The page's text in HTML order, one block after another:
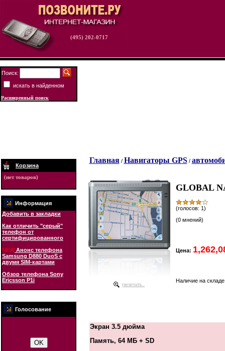
(495) 202-0717
Поиск:
искать в найденном
Расширенный поиск
Корзина
(нет товаров)
Информация
Добавить в закладки
Как отличить "серый"
телефон от
сертифицированного
NEWАнонс телефона
Samsung D880 DuoS с
двумя SIM-картами
Обзор телефона Sony
Ericsson P1i
Голосование
Главная/ Навигаторы GPS/
увеличить...
GLOBAL
(голосов: 1)
(0 мнений)
Цена:
Наличие на
Экран 3.5 дюйма
Память, 64 МБ + SD